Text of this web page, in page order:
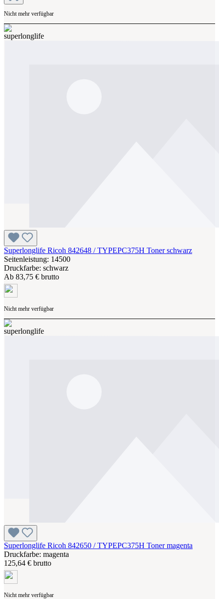
Nicht mehr verfügbar
Superlonglife Ricoh 842648 / TYPEPC375H Toner schwarz
Seitenleistung: 14500
Druckfarbe: schwarz
Ab 83,75 € brutto
Nicht mehr verfügbar
Superlonglife Ricoh 842650 / TYPEPC375H Toner magenta
Druckfarbe: magenta
125,64 € brutto
Nicht mehr verfügbar